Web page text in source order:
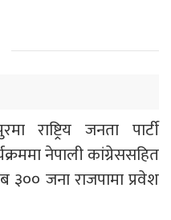
राष्ट्रिय जनता पार्टी
नेपाली कांग्रेससहित
३०० जना राजपामा प्रवेश